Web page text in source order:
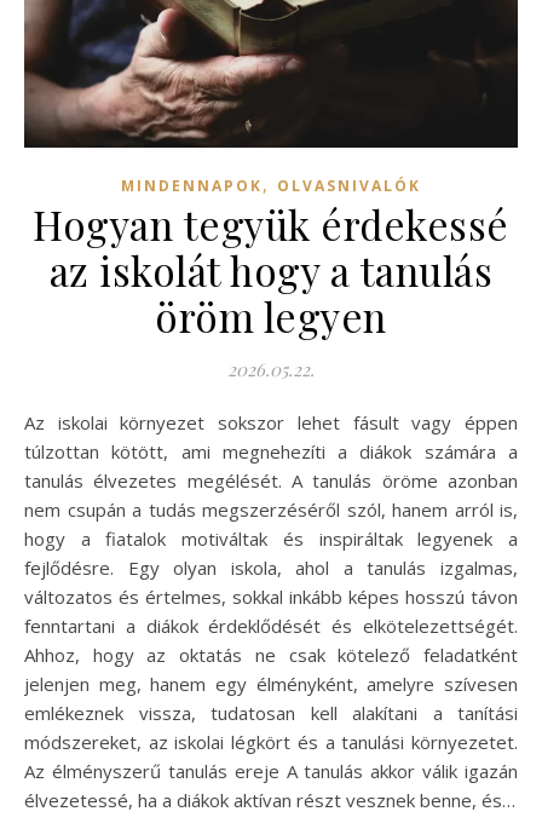
MINDENNAPOK, OLVASNIVALÓK
Hogyan tegyük érdekessé
az iskolát hogy a tanulás
öröm legyen
2026.05.22.
Az iskolai környezet sokszor lehet fásult vagy éppen
túlzottan kötött, ami megnehezíti a diákok számára a
tanulás élvezetes megélését. A tanulás öröme azonban
nem csupán a tudás megszerzéséről szól, hanem arról is,
hogy a fiatalok motiváltak és inspiráltak legyenek a
fejlődésre. Egy olyan iskola, ahol a tanulás izgalmas,
változatos és értelmes, sokkal inkább képes hosszú távon
fenntartani a diákok érdeklődését és elkötelezettségét.
Ahhoz, hogy az oktatás ne csak kötelező feladatként
jelenjen meg, hanem egy élményként, amelyre szívesen
emlékeznek vissza, tudatosan kell alakítani a tanítási
módszereket, az iskolai légkört és a tanulási környezetet.
Az élményszerű tanulás ereje A tanulás akkor válik igazán
élvezetessé, ha a diákok aktívan részt vesznek benne, és…